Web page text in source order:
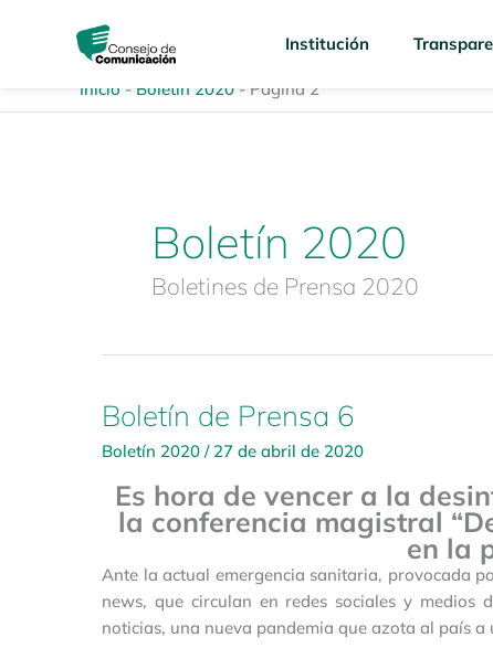
Institución
Inicio - Boletín 2020 - Página 2
Boletín 2020
Boletines de Prensa 2020
Boletín de Prensa 6
Boletín 2020 / 27 de abril de 2020
Es hora de vencer a la
la conferencia magistral
en la
Ante la actual emergencia sanitaria, provocada
news, que circulan en redes sociales y medios
noticias, una nueva pandemia que azota al país a
Boletín
Prensa